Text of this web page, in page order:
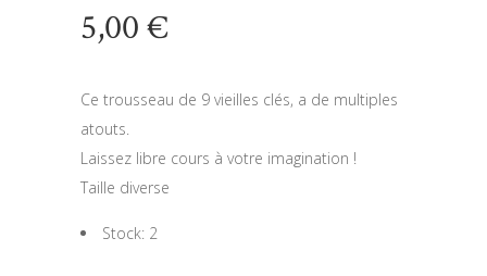
5,00€
Ce trousseau de 9 vieilles clés, a de multiples
atouts.
Laissez libre cours à votre imagination !
Taille diverse
Stock: 2